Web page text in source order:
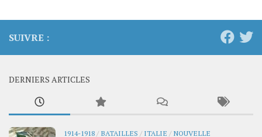
SUIVRE :
DERNIERS ARTICLES
1914-1918 / BATAILLES / ITALIE / NOUVELLE